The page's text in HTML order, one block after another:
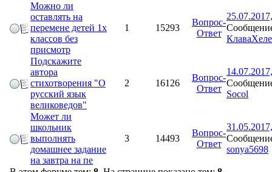
Можно ли
оставлять на
перемене детей 1х
классов без
присмотр
1 15293
Вопрос-
Ответ
Подскажите
автора
стихотворения "О
русский язык
великоведов"
2 16126
Вопрос-
Ответ
Socol
Может ли
школьник
выполнять
домашнее задание
на завтра на пе
3 14493
Вопрос-
Ответ
sonya5698